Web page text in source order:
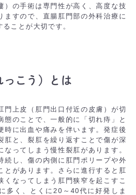
）の手術は専門性が高く、高度な技
ますので、直腸肛門部の外科治療に
ことが大切です。
っこう）とは
門上皮（肛門出口付近の皮膚）が切
態のことで、一般的に「切れ痔」と
時に出血や痛みを伴います。発症後
肛と、裂肛を繰り返すことで傷が深
なってしまう慢性裂肛があります。
続し、傷の内側に肛門ポリープや外
とがあります。さらに進行すると肛
くなってしまう肛門狭窄を起こすこ
多く、とくに20～40代に好発しま